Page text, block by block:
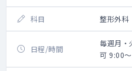
科目 整形外科
日程/時間
毎週月
可 9:00